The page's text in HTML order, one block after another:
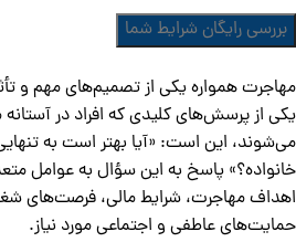
مهاجرت همواره یکی از تصمیم‌های مهم و
یکی از پرسش‌های کلیدی که افراد در
می‌شوند، این است: «آیا بهتر است به
خانواده؟» پاسخ به این سؤال به عوامل
اهداف مهاجرت، شرایط مالی، فرصت‌های
حمایت‌های عاطفی و اجتماعی مورد نیاز.